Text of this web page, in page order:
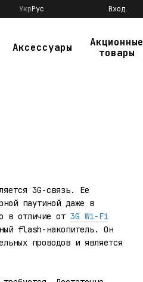
УкрРус Вход
Аксессуары
Акционные
товары
3G-связь. Ее
паутиной даже в
в отличие от 3G Wi-Fi
flash-накопитель. Он
проводов и является